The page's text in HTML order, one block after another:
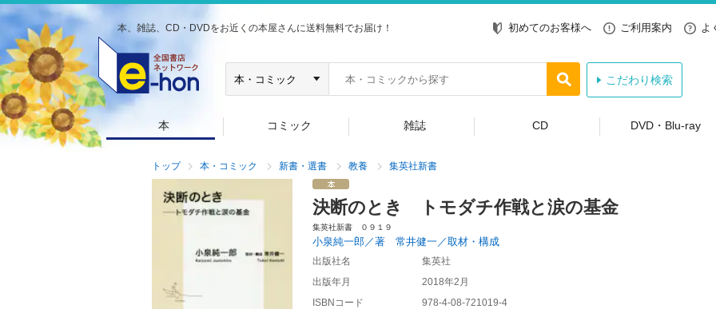
本、雑誌、CD・DVDをお近くの本屋さんに送料無料でお届け！ 初めてのお客様へ ご利用案内 よ
こだわり検索
本 コミック 雑誌 CD DVD・Blu-ray
トップ 本・コミック 新書・選書 教養 集英社新書
決断のとき トモダチ作戦と涙の基金
集英社新書 ０９１９
小泉純一郎／著 常井健一／取材・構成
出版社名
集英社
出版年月
2018年2月
ISBNコード
978-4-08-721019-4